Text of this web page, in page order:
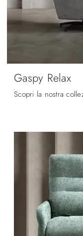
Gaspy Relax